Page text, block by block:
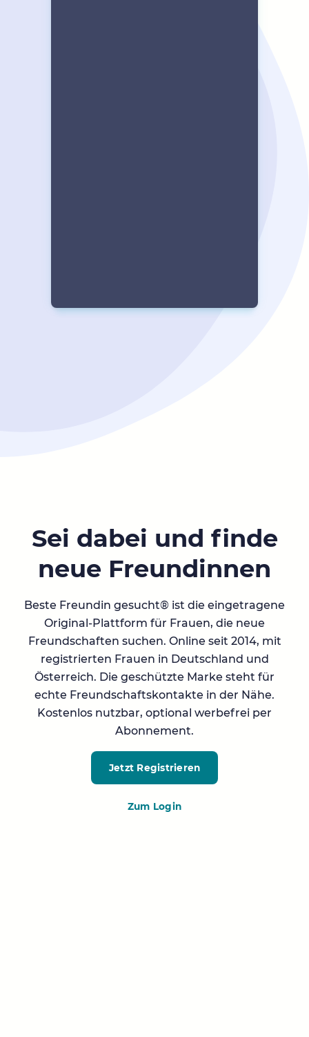
Sei dabei und finde
neue Freundinnen
Beste Freundin gesucht® ist die eingetragene
Original-Plattform für Frauen, die neue
Freundschaften suchen. Online seit 2014, mit
registrierten Frauen in Deutschland und
Österreich. Die geschützte Marke steht für
echte Freundschaftskontakte in der Nähe.
Kostenlos nutzbar, optional werbefrei per
Abonnement.
Jetzt Registrieren
Zum Login